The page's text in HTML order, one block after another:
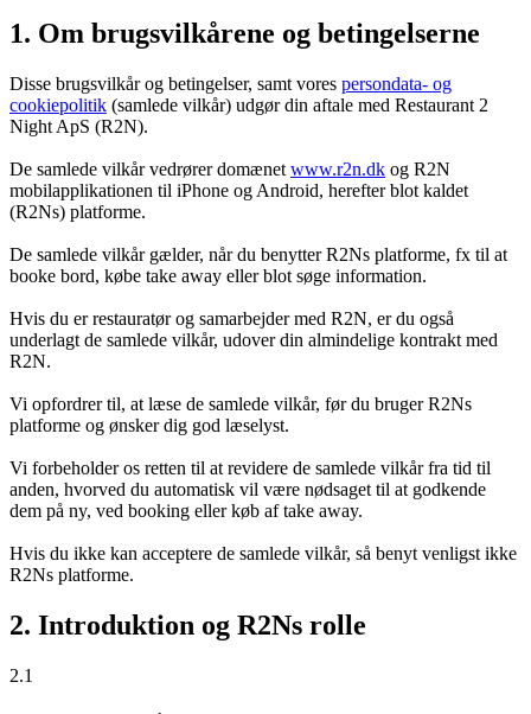
1. Om brugsvilkårene og betingelserne
Disse brugsvilkår og betingelser, samt vores persondata- og
cookiepolitik (samlede vilkår) udgør din aftale med Restaurant 2
Night ApS (R2N).
De samlede vilkår vedrører domænet www.r2n.dk og R2N
mobilapplikationen til iPhone og Android, herefter blot kaldet
(R2Ns) platforme.
De samlede vilkår gælder, når du benytter R2Ns platforme, fx til at
booke bord, købe take away eller blot søge information.
Hvis du er restauratør og samarbejder med R2N, er du også
underlagt de samlede vilkår, udover din almindelige kontrakt med
R2N.
Vi opfordrer til, at læse de samlede vilkår, før du bruger R2Ns
platforme og ønsker dig god læselyst.
Vi forbeholder os retten til at revidere de samlede vilkår fra tid til
anden, hvorved du automatisk vil være nødsaget til at godkende
dem på ny, ved booking eller køb af take away.
Hvis du ikke kan acceptere de samlede vilkår, så benyt venligst ikke
R2Ns platforme.
2. Introduktion og R2Ns rolle
2.1